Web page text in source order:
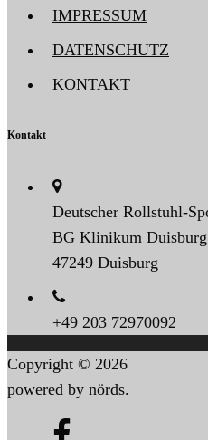
IMPRESSUM
DATENSCHUTZ
KONTAKT
Kontakt
Deutscher Rollstuhl-
BG Klinikum Duisburg
47249 Duisburg
+49 203 72970092
Copyright © 2026
powered by nörds.